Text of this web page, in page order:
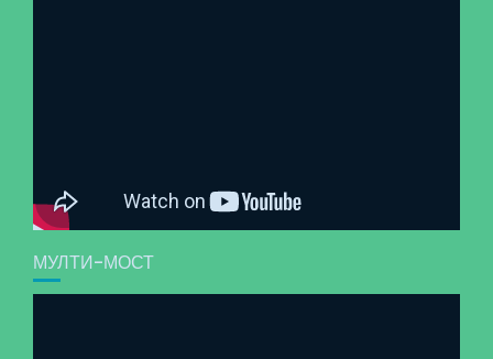
МУЛТИ-МОСТ